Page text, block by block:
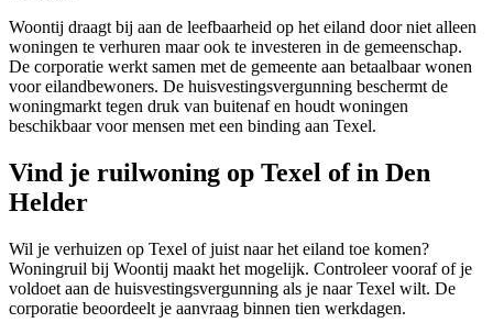
Woontij draagt bij aan de leefbaarheid op het eiland door niet alleen
woningen te verhuren maar ook te investeren in de gemeenschap.
De corporatie werkt samen met de gemeente aan betaalbaar wonen
voor eilandbewoners. De huisvestingsvergunning beschermt de
woningmarkt tegen druk van buitenaf en houdt woningen
beschikbaar voor mensen met een binding aan Texel.
Vind je ruilwoning op Texel of in Den
Helder
Wil je verhuizen op Texel of juist naar het eiland toe komen?
Woningruil bij Woontij maakt het mogelijk. Controleer vooraf of je
voldoet aan de huisvestingsvergunning als je naar Texel wilt. De
corporatie beoordeelt je aanvraag binnen tien werkdagen.